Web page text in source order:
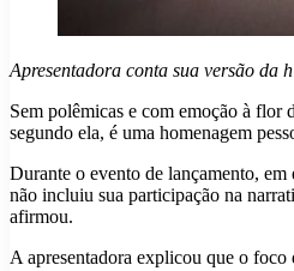
Apresentadora conta sua versão da
Sem polêmicas e com emoção à flor
segundo ela, é uma homenagem
Durante o evento de lançamento, em
não incluiu sua participação na
afirmou.
A apresentadora explicou que o foco